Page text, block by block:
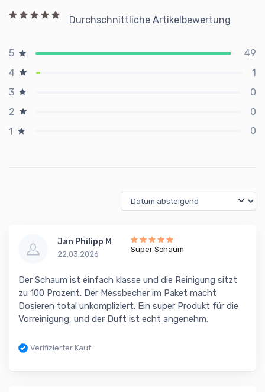
Durchschnittliche Artikelbewertung
5
49
4
1
3
0
2
0
1
0
Jan Philipp M
22.03.2026
Super Schaum
Der Schaum ist einfach klasse und die Reinigung sitzt
zu 100 Prozent. Der Messbecher im Paket macht
Dosieren total unkompliziert. Ein super Produkt für die
Vorreinigung, und der Duft ist echt angenehm.
Verifizierter Kauf